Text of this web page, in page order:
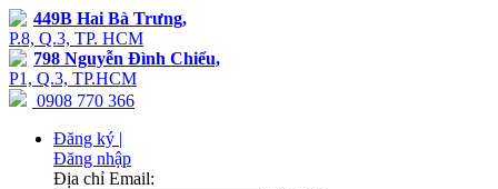
449B Hai Bà Trưng,
P.8, Q.3, TP. HCM
798 Nguyễn Đình Chiểu,
P1, Q.3, TP.HCM
0908 770 366
Đăng ký |
Đăng nhập
Địa chỉ Email: